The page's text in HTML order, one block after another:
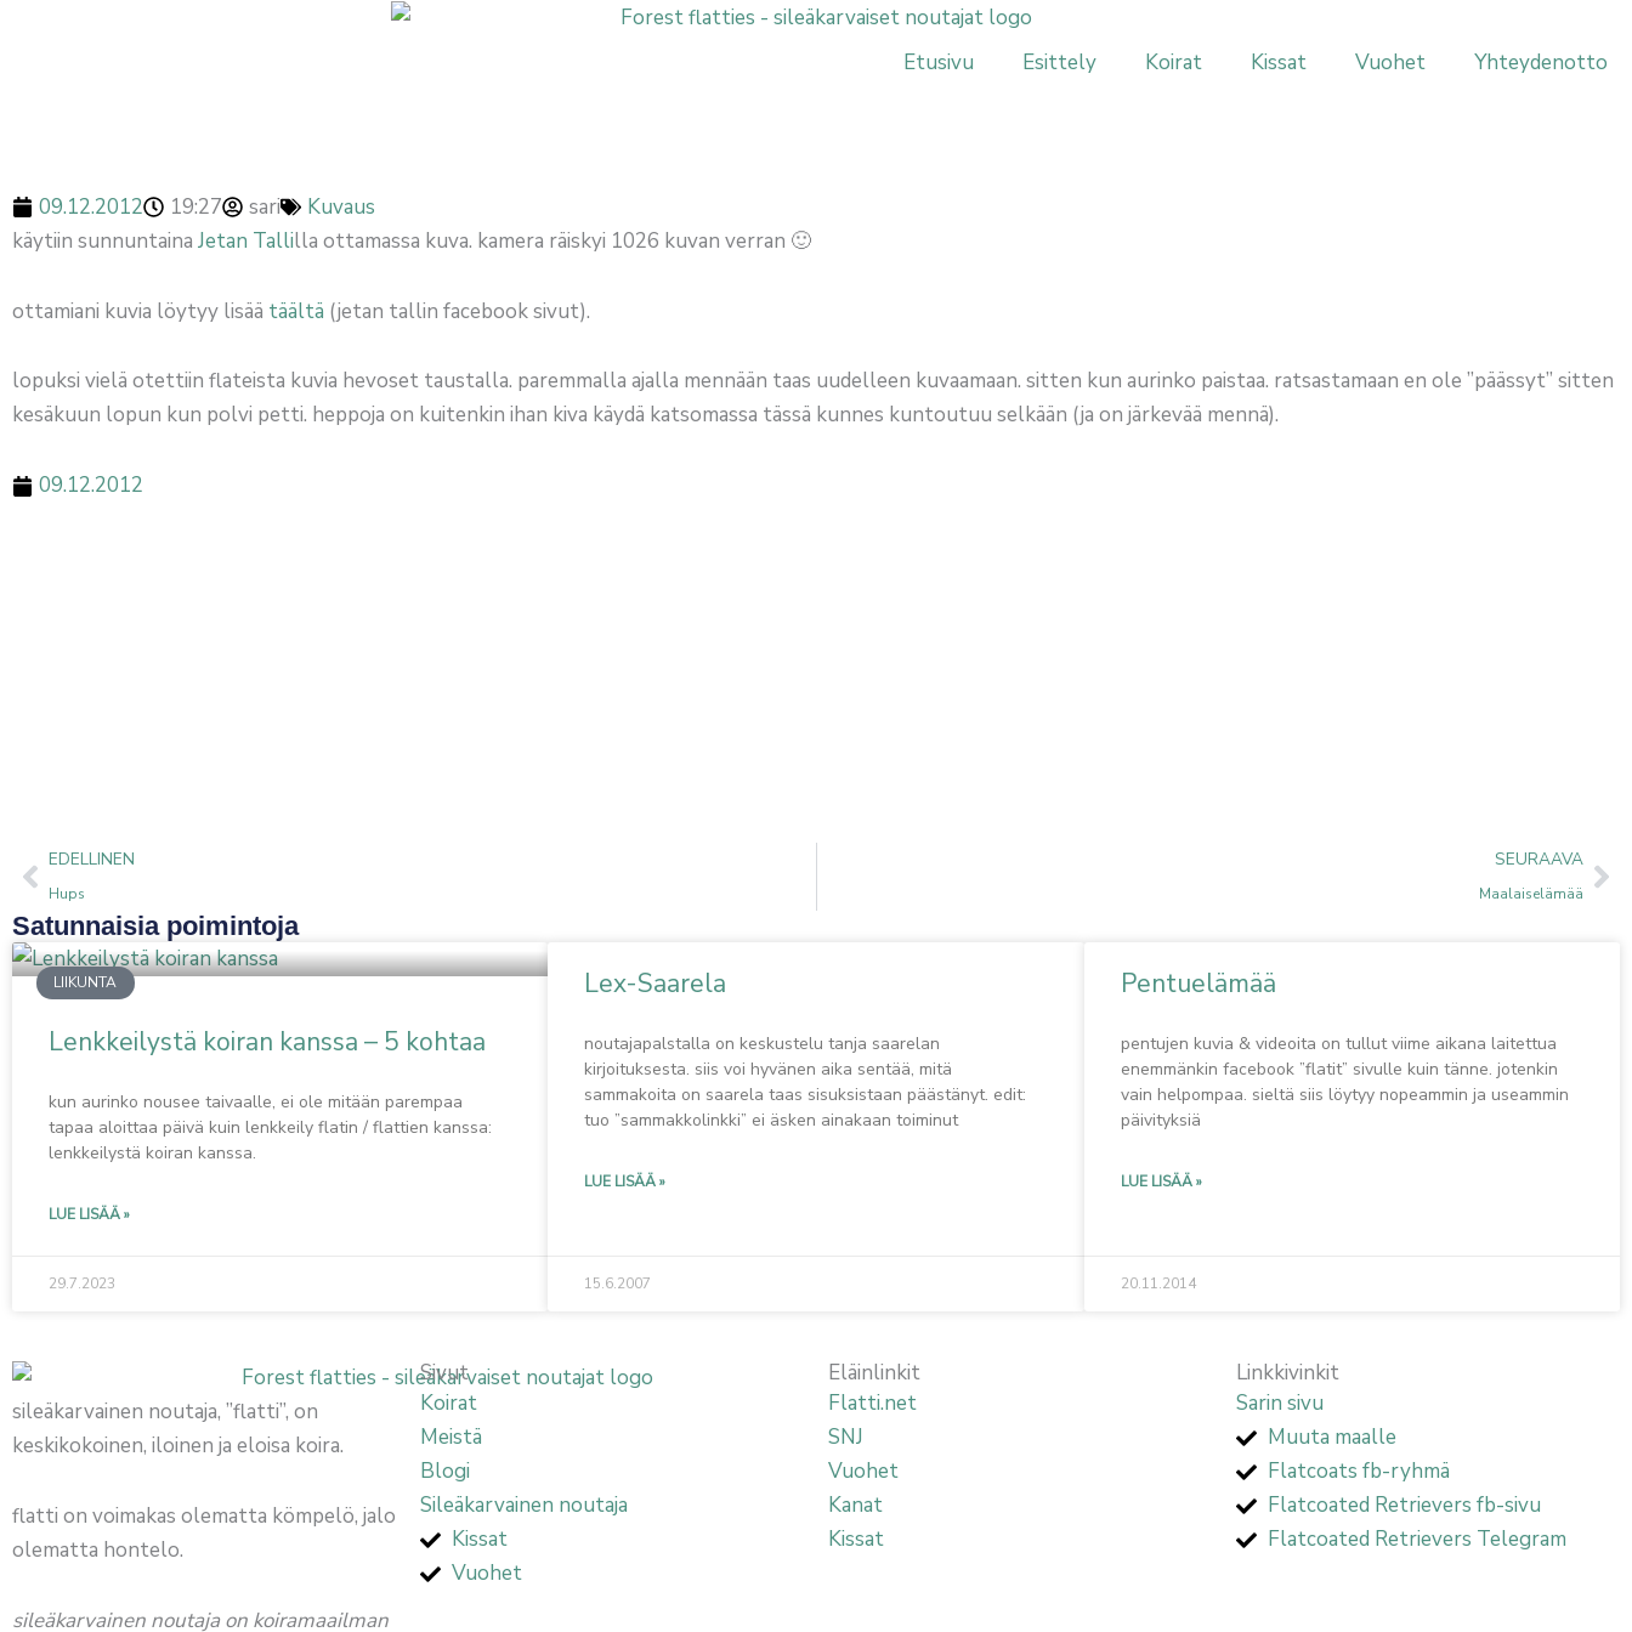
Etusivu Esittely Koirat Kissat Vuohet Yhteydenotto
09.12.2012
19:27 sari
Kuvaus
käytiin sunnuntaina Jetan Tallilla ottamassa kuva. kamera räiskyi 1026 kuvan verran 🙂
ottamiani kuvia löytyy lisää täältä (jetan tallin facebook sivut).
lopuksi vielä otettiin flateista kuvia hevoset taustalla. paremmalla ajalla mennään taas uudelleen kuvaamaan. sitten kun aurinko paistaa. ratsastamaan en ole ”päässyt” sitten
kesäkuun lopun kun polvi petti. heppoja on kuitenkin ihan kiva käydä katsomassa tässä kunnes kuntoutuu selkään (ja on järkevää mennä).
09.12.2012
Prev
EDELLINEN
Hups
SEURAAVA
Maalaiselämää
Satunnaisia poimintoja
LIIKUNTA
Lenkkeilystä koiran kanssa – 5 kohtaa
kun aurinko nousee taivaalle, ei ole mitään parempaa
tapaa aloittaa päivä kuin lenkkeily flatin / flattien kanssa:
lenkkeilystä koiran kanssa.
LUE LISÄÄ »
29.7.2023
Lex-Saarela
noutajapalstalla on keskustelu tanja saarelan
kirjoituksesta. siis voi hyvänen aika sentää, mitä
sammakoita on saarela taas sisuksistaan päästänyt. edit:
tuo ”sammakkolinkki” ei äsken ainakaan toiminut
LUE LISÄÄ »
15.6.2007
Pentuelämää
pentujen kuvia & videoita on tullut viime aikana laitettua
enemmänkin facebook ”flatit” sivulle kuin tänne. jotenkin
vain helpompaa. sieltä siis löytyy nopeammin ja useammin
päivityksiä
LUE LISÄÄ »
20.11.2014
sileäkarvainen noutaja, ”flatti”, on
keskikokoinen, iloinen ja eloisa koira.
flatti on voimakas olematta kömpelö, jalo
olematta hontelo.
sileäkarvainen noutaja on koiramaailman
Sivut
Koirat
Meistä
Blogi
Sileäkarvainen noutaja
Kissat
Vuohet
Eläinlinkit
Flatti.net
SNJ
Vuohet
Kanat
Kissat
Linkkivinkit
Sarin sivu
Muuta maalle
Flatcoats fb-ryhmä
Flatcoated Retrievers fb-sivu
Flatcoated Retrievers Telegram